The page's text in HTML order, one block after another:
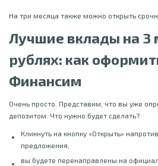
На три месяца также можно открыть
Лучшие вклады на 3
рублях: как
Финансим
Очень просто. Представим, что вы уже
депозитом. Что нужно будет сделать?
Кликнуть на кнопку «Открыть»
предложения,
вы будете перенаправлены на